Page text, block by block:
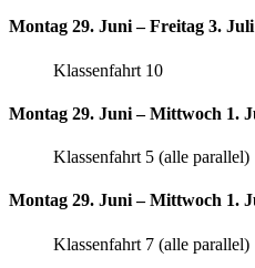
Montag 29. Juni – Freitag 3. Juli
Klassenfahrt 10
Montag 29. Juni – Mittwoch 1.
Klassenfahrt 5 (alle parallel)
Montag 29. Juni – Mittwoch 1.
Klassenfahrt 7 (alle parallel)